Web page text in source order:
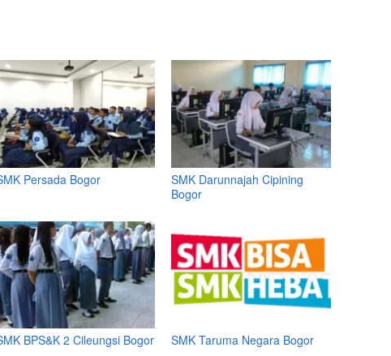
Persada Bogor
SMK Darunnajah Cipining
Bogor
BPS&K 2 Cileungsi Bogor SMK Taruma Negara Bogor